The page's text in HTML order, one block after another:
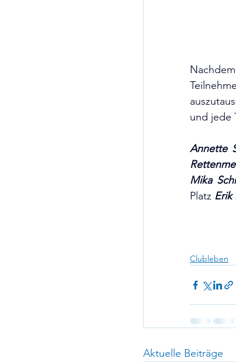
und jede
Annette
Mika
Platz Erik
Clubleben
Aktuelle Beiträge